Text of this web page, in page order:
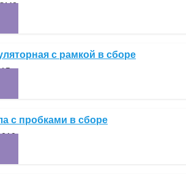
с рамкой в сборе
с пробками в сборе